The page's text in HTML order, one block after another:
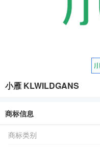
小雁 KLWILDGANS
商标信息
商标类别